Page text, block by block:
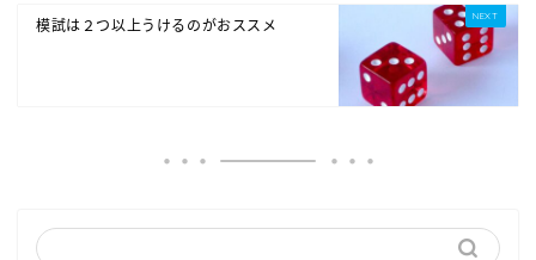
模試は２つ以上うけるのがおススメ